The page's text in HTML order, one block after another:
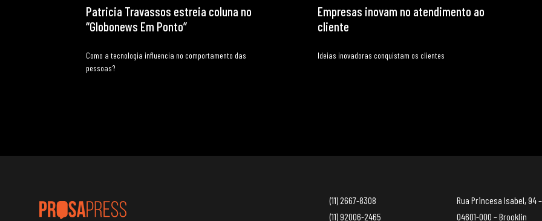
Patricia Travassos estreia coluna no
“Globonews Em Ponto”
Como a tecnologia influencia no comportamento das
pessoas?
Empresas inovam no atendimento ao
cliente
Ideias inovadoras conquistam os clientes
(11) 2667-8308
(11) 92006-2465
Rua Princesa Isabel, 94 –
04601-000 – Brooklin